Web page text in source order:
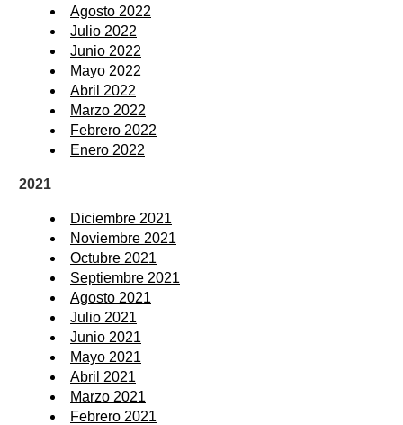
Agosto 2022
Julio 2022
Junio 2022
Mayo 2022
Abril 2022
Marzo 2022
Febrero 2022
Enero 2022
2021
Diciembre 2021
Noviembre 2021
Octubre 2021
Septiembre 2021
Agosto 2021
Julio 2021
Junio 2021
Mayo 2021
Abril 2021
Marzo 2021
Febrero 2021